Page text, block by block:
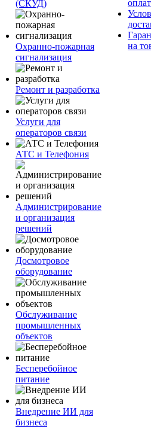
(СКУД)
Охранно-пожарная
сигнализация
Ремонт и разработка
Услуги для
операторов связи
АТС и Телефония
Администрирование
и организация
решений
Досмотровое
оборудование
Обслуживание
промышленных
объектов
Бесперебойное
питание
Внедрение ИИ для
бизнеса
на